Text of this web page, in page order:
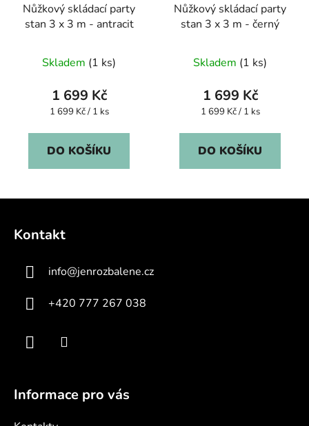
Nůžkový skládací party
stan 3 x 3 m - antracit
Skladem (1 ks)
1 699 Kč
Měrná
1 699 Kč / 1 ks
DO KOŠÍKU
Nůžkový skládací party
stan 3 x 3 m - černý
Skladem (1 ks)
1 699 Kč
Měrná
1 699 Kč / 1 ks
DO KOŠÍKU
Kontakt
info@jenrozbalene.cz
+420 777 267 038
Informace pro vás